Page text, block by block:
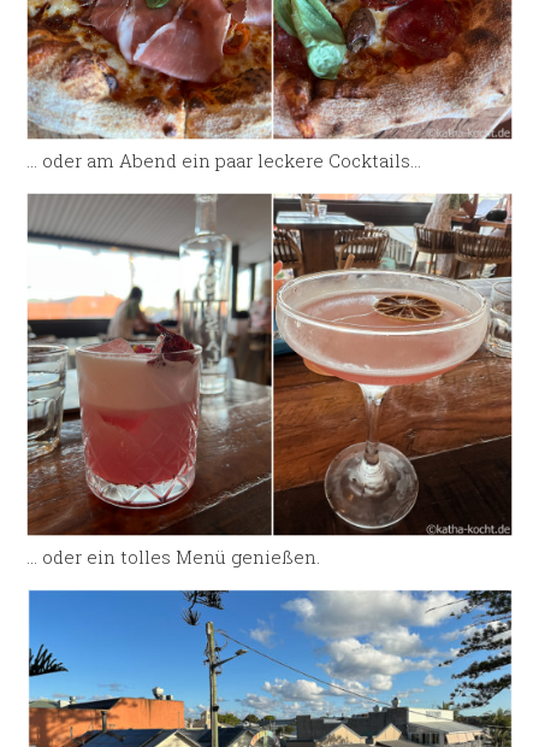
… oder am Abend ein paar leckere Cocktails…
… oder ein tolles Menü genießen.